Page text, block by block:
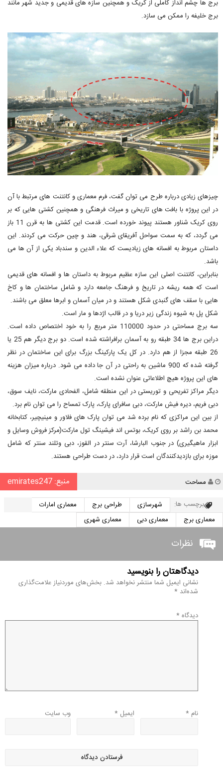
برج ها چشم انداز کاملی از کریک و همچنین سازه های قدیمی و جدید شهر مانند
برج خلیفه را ممکن می سازد.
چیزهای زیادی درباره طرح می توان گفت، فرم معماری و کانتنت های مرتبط با آن
در این پروژه با بافت های تاریخی و میراث فرهنگی و همچنین کشتی هایی که بر
روی کریک شناور هستند پیوند خورده است. قدمت این کشتی ها به قرن 11 باز
می گردد، که به سمت سواحل آفریقای شرقی، هند و چین حرکت می کردند. این
داستان مربوط به افسانه های زیادیست که علاء الدين و سندباد یکی از آن ها می
باشد.
بنابراین، کانتنت اصلی این سازه عظیم مربوط به داستان ها و افسانه های قدیمی
است که همه ریشه در تاریخ و فرهنگ جامعه دارد و شامل ساختمان ها و کاخ
هایی با سقف های گنبدی شکل هستند و در میان آسمان و ابرها معلق می باشند.
شکل پل به شیوه زندگی زیر دریا و در قالب اژدها و مار است.
سه برج مساحتی در حدود 110000 متر مربع را به خود اختصاص داده است.
دراین برج ها 34 طبقه رو به آسمان برافراشته شده است. دو برج دیگر هم 25 یا
26 طبقه مجزا از هم دارد. در کل یک پارکینگ بزرگ برای این ساختمان در نظر
گرفته شده که 900 ماشین به راحتی در آن جا داده می شود. درباره میزان هزینه
های این پروژه هیچ اطلاعاتی عنوان نشده است.
دیگر مراکز تفریحی و توریستی در این منطقه شامل، الفحادی مارکت، نایف سوق،
دبی فریم، دیره فیش مارکت، دبی سافرای پارک، پارک تمساح را می توان نام برد.
از بین این مراکزی که نام برده شد می توان پارک های فلاور و مینیچیر، کتابخانه
محمد بن راشد بر روی کریک، بوتس اند فیشینگ تول مارکت(مرکز فروش وسایل و
ابزار ماهیگیری) در جنوب البارشا، آرت سنتر در القوز، دبی وتلند سنتر که شامل
موزه برای بازدیدکنندگان است قرار دارد، در دست طراحی هستند.
نویسنده
مساحت منبع: emirates247
برچسب ها: شهرسازی طراحی برج
معماری امارات
معماری برج
معماری دبی معماری شهری
نظرات
دیدگاهتان را بنویسید
نشانی ایمیل شما منتشر نخواهد شد. بخش‌های موردنیاز علامت‌گذاری
شده‌اند *
دیدگاه *
نام * ایمیل * وب‌ سایت